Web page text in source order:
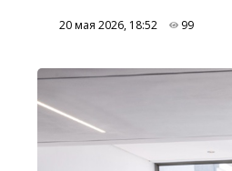
20 мая 2026, 18:52 99